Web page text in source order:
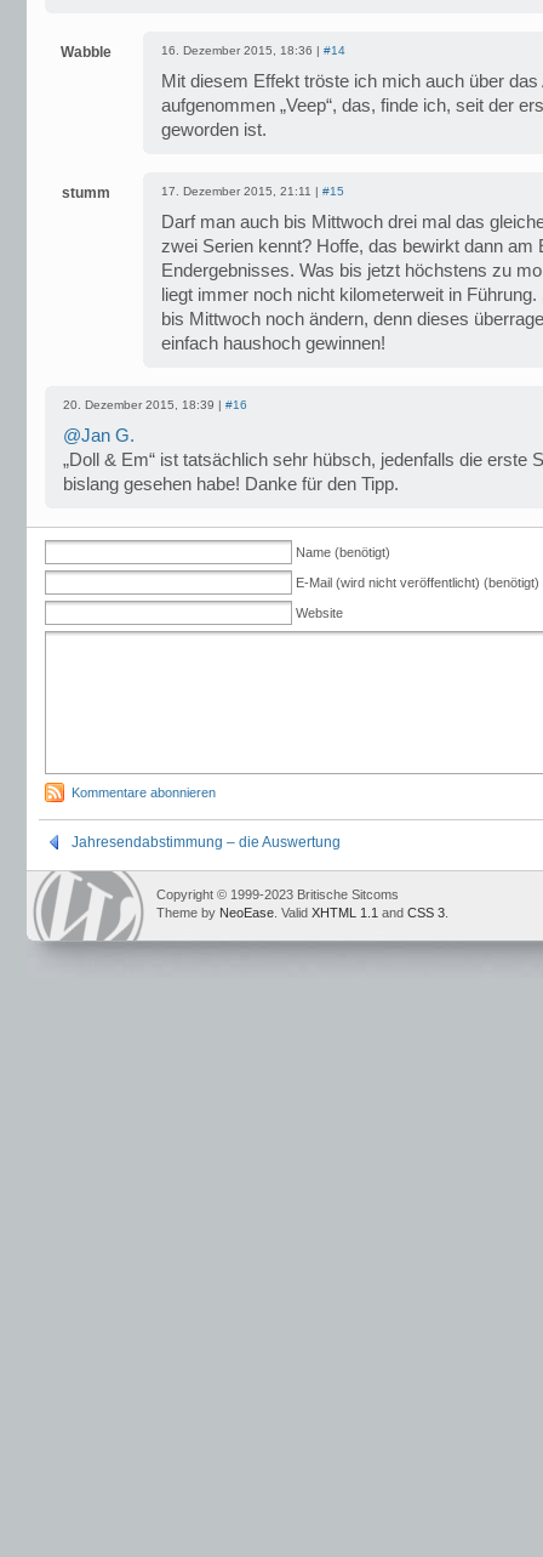
Wabble 16. Dezember 2015, 18:36 | #14
Mit diesem Effekt tröste ich mich auch über
aufgenommen „Veep“, das, finde ich, seit der
geworden ist.
stumm 17. Dezember 2015, 21:11 | #15
Darf man auch bis Mittwoch drei mal das
zwei Serien kennt? Hoffe, das bewirkt dann am
Endergebnisses. Was bis jetzt höchstens zu
liegt immer noch nicht kilometerweit in
bis Mittwoch noch ändern, denn dieses
einfach haushoch gewinnen!
20. Dezember 2015, 18:39 | #16
@Jan G.
„Doll & Em“ ist tatsächlich sehr hübsch, jedenfalls die erste
bislang gesehen habe! Danke für den Tipp.
Name (benötigt)
E-Mail (wird nicht veröffentlicht) (benötigt)
Website
Kommentare abonnieren
Jahresendabstimmung – die Auswertung
Copyright © 1999-2023 Britische Sitcoms
Theme by NeoEase . Valid XHTML 1.1 and CSS 3